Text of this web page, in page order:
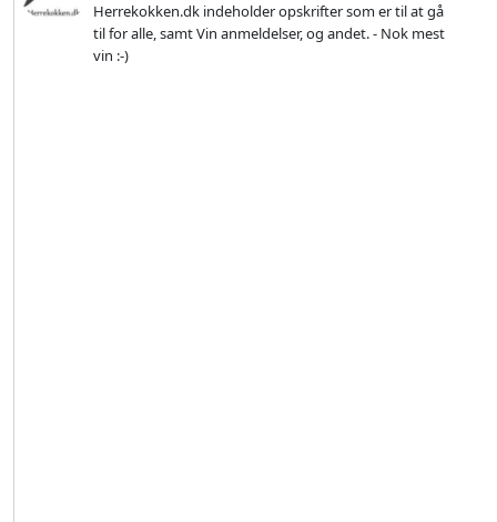
Herrekokken.dk indeholder opskrifter som er til at gå
til for alle, samt Vin anmeldelser, og andet. - Nok mest
vin :-)